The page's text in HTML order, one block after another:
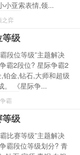
小亚索表情,领...
之弈
级
段位等级”主题解决
霸2段位? 星际争霸2
铂金,钻石,大师和超级
。 《星际争...
霸
级
比赛等级”主题解决
霸段位等级划分? 青